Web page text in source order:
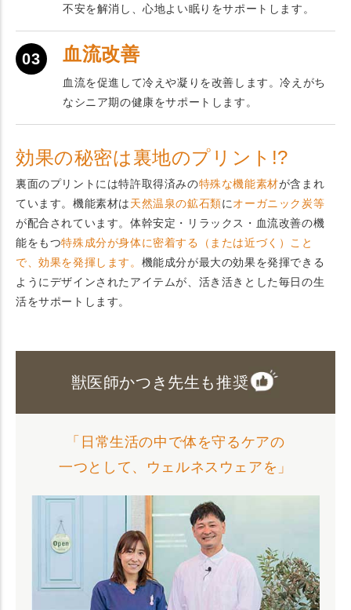
不安を解消し、心地よい眠りをサポートします。
03 血流改善
血流を促進して冷えや凝りを改善します。冷えがち
なシニア期の健康をサポートします。
効果の秘密は裏地のプリント!?
裏面のプリントには特許取得済みの特殊な機能素材が含まれ
ています。機能素材は天然温泉の鉱石類にオーガニック炭等
が配合されています。体幹安定・リラックス・血流改善の機
能をもつ特殊成分が身体に密着する（または近づく）こと
で、効果を発揮します。 機能成分が最大の効果を発揮できる
ようにデザインされたアイテムが、活き活きとした毎日の生
活をサポートします。
獣医師かつき先生も推奨
「日常生活の中で体を守るケアの
一つとして、ウェルネスウェアを」